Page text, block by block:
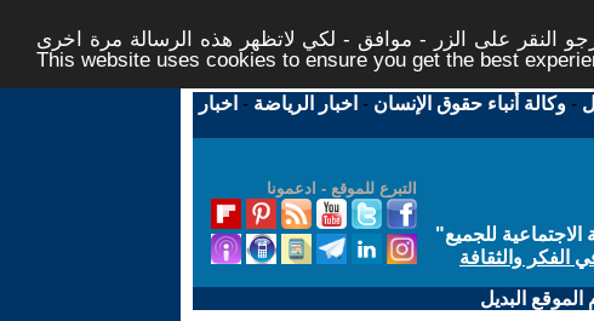
النقر على الزر - موافق - لكي لاتظهر هذه الرسالة مرة اخرى -
This website uses cookies to ensure you get the best
-وكالة أنباء حقوق الإنسان - اخبار الرياضة - اخبار
التبرع للموقع - ادعمونا
للجميع"
الفكر والثقافة
البديل